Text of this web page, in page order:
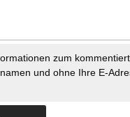
zum
und ohne Ihre E-